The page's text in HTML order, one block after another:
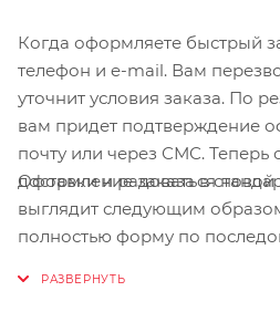
Когда оформляете быстрый
телефон и e-mail. Вам
уточнит условия заказа. По
вам придет подтверждение
почту или через СМС. Теперь
доставки и радоваться новой
Оформление заказа в
выглядит следующим
полностью форму по